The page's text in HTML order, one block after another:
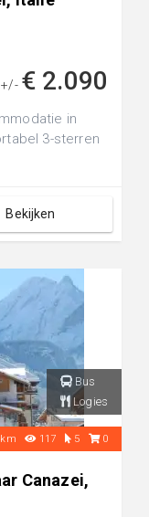
+/- € 2.090
in
3-sterren
Bekijken
Bus
Logies
117 5 0
Canazei,